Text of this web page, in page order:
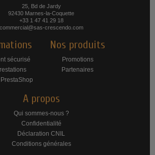
25, Bd de Jardy
92430 Marnes-la-Coquette
+33 1 47 41 29 18
commercial@sas-crescendo.com
sécurisé
Nos produits
Promotions
Partenaires
A propos
Qui sommes-nous ?
Confidentialité
Déclaration CNIL
Conditions générales